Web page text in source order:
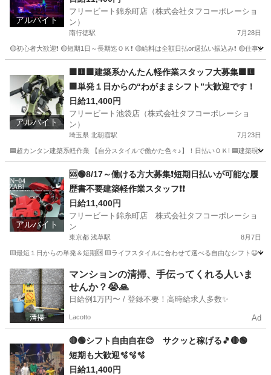
アルバイト
フリービート錦糸町店（株式会社タフコーポレーショ
ン）
南行徳駅 7月28日
🟡初心者大歓迎❗ 🟡短期1日～長期迄ＯＫ❗ 🟡給料は全額日払or週払い振込み❗ 🟡仕事
南行徳駅 建築 夏休み
アルバイト
🟧🟨🟩建築系かんたん軽作業スタッフ大募集🟧🟨
🟩単発１日からの“わがままシフト”大歓迎です！
日給11,400円
フリービート池袋店（株式会社タフコーポレーショ
ン）
埼玉県 北朝霞駅 7月23日
🟦超カンタン建築系軽作業 【自分スタイルで働かた色々♪】！日払いＯＫ! 🟦建築現
北朝霞駅 建築 建築現場
アルバイト
🆘🟢8/17～働ける方大募集❗短期日払いが可能な履
歴書不要建築軽作業スタッフ❗❗
日給11,400円
フリービート錦糸町店 株式会社タフコーポレーショ
ン
東京都 浅草駅 8月7日
🟨最短１日からの単発＆短期🆗 🟨ライフスタイルに合わせて選べる自由なシフト😃
東京 世田谷区 浅草駅 その他 スタッフ
マンションの清掃、手伝ってくれる人いま
せんか？😭🙏
日給例1万円〜 / 登録不要！高時給求人多数✨
Lacotto Ad
🔴🟢シフト自由自在😊 サクッと稼げる🎵🔴🟢
短期も大歓迎🫧🫧🫧
日給11,400円